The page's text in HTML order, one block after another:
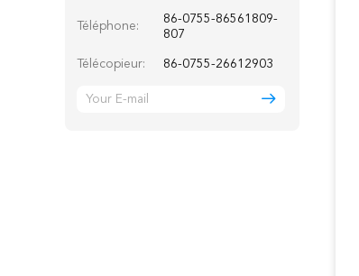
Téléphone:
86-0755-86561809-
807
Télécopieur: 86-0755-26612903